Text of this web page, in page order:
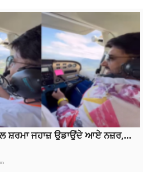
ਸ਼ਰਮਾ ਜਹਾਜ਼ ਉਡਾਉਂਦੇ ਆਏ ਨਜ਼ਰ,...